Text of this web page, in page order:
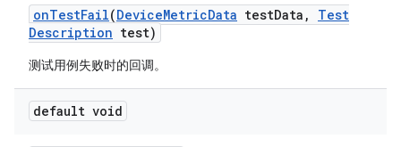
onTestFail(DeviceMetricData testData ,
Test
Description test)
测试用例失败时的回调。
default void